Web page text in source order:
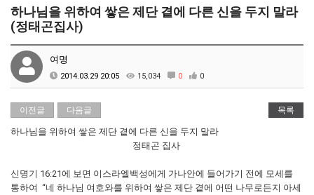
하나님을 위하여 쌓은 제단 곁에 다른 신을 두지 말라
(정태곤집사)
여명
2014.03.29 20:05 15,034 0 0
이전글 다음글 목록
하나님을 위하여 쌓은 제단 곁에 다른 신을 두지 말라
정태곤 집사
신명기 16:21에 보면 이스라엘백성에게 가나안에 들어가기 전에 모세를
통하여 “네 하나님 여호와를 위하여 쌓은 제단 곁에 어떤 나무로든지 아세